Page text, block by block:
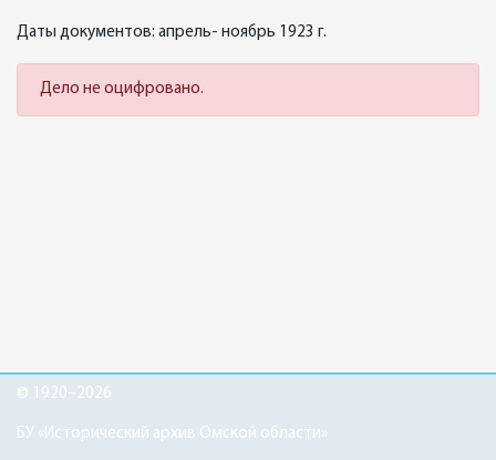
Даты документов: апрель- ноябрь 1923 г.
Дело не оцифровано.
© 1920–2026
БУ «Исторический архив Омской области»